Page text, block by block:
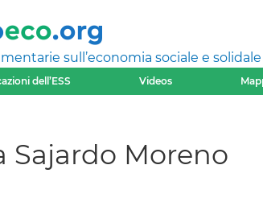
sull’economia sociale e solidale
dell’ESS Videos
Sajardo Moreno